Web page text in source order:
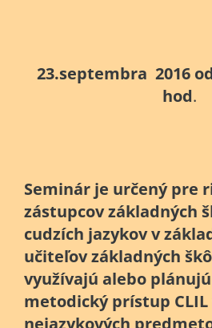
23.septembra 2016
hod.
Seminár je určený pre
zástupcov základných
cudzích jazykov v
učiteľov základných
využívajú alebo
metodický prístup CLIL